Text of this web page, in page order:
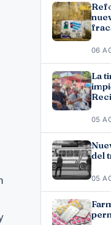
06
La
05
del
05